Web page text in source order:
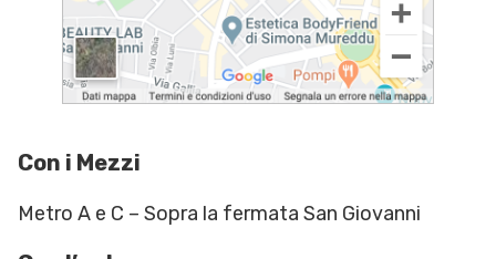
Con i Mezzi
Metro A e C – Sopra la fermata San Giovanni